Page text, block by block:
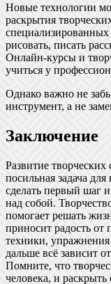
Новые технологии
раскрытия
рисовать, писать
Онлайн-курсы и
учиться у
Однако важно не
инструмент, а не
Заключение
Развитие
посильная задача
сделать первый шаг
над собой.
помогает решать
приносит радость от
техники,
дальше всё зависит
Помните, что
человека, и